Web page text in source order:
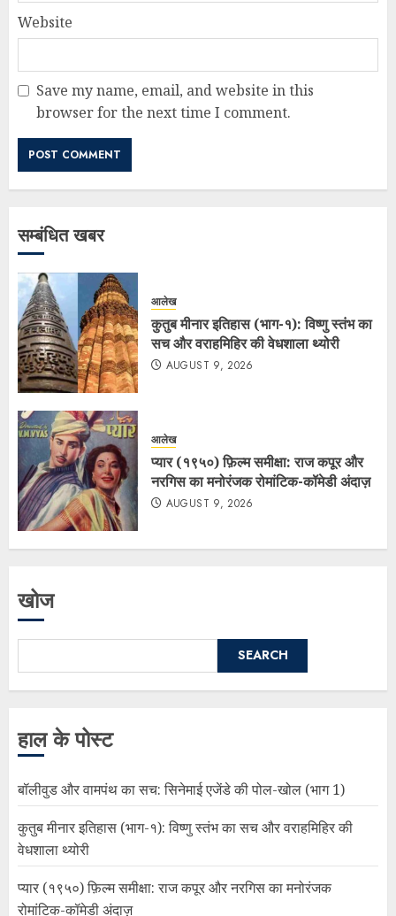
Website
Save my name, email, and website in this
browser for the next time I comment.
सम्बंधित खबर
आलेख
कुतुब मीनार इतिहास (भाग-१): विष्णु स्तंभ का
सच और वराहमिहिर की वेधशाला थ्योरी
AUGUST 9, 2026
आलेख
प्यार (१९५०) फ़िल्म समीक्षा: राज कपूर और
नरगिस का मनोरंजक रोमांटिक-कॉमेडी अंदाज़
AUGUST 9, 2026
खोज
SEARCH
हाल के पोस्ट
बॉलीवुड और वामपंथ का सच: सिनेमाई एजेंडे की पोल-खोल (भाग 1)
कुतुब मीनार इतिहास (भाग-१): विष्णु स्तंभ का सच और वराहमिहिर की
वेधशाला थ्योरी
प्यार (१९५०) फ़िल्म समीक्षा: राज कपूर और नरगिस का मनोरंजक
रोमांटिक-कॉमेडी अंदाज़